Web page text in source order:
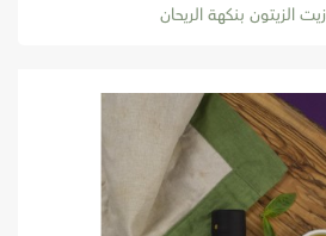
زيت الزيتون بنكهة الريحان